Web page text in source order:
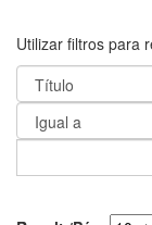
Utilizar filtros para